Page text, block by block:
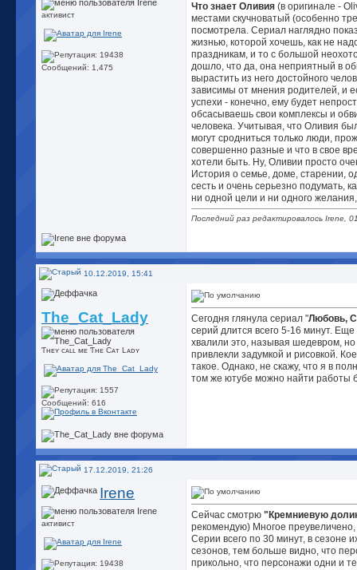
активист
Сообщений: 1,475
Что знает Оливия (в оригинале -
местами скучноватый (особенно
посмотрела. Сериал наглядно
жизнью, которой хочешь, как не
праздникам, и то с большой
дошло, что да, она неприятный в
вырастить из него достойного
зависимы от мнения родителей, и
успехи - конечно, ему будет
обсасываешь свои комплексы и
человека. Учитывая, что Оливия
могут сродниться только люди,
совершенно разные и что в свое
хотели быть. Ну, Оливии просто
История о семье, доме, старении,
сесть и очень серьезно подумать,
ни одной цели и ни одного
Последний раз редактировалось Irene,
10.12.2019, 15:41
The_Cat_Lady
Ƭʜᴇʏ cᴀʟʟ ᴍᴇ Ƭʜᴇ Cᴀᴛ Lᴀᴅʏ
Сообщений: 616
Сегодня глянула сериал "Любовь,
серий длится всего 5-16 минут.
хвалили это, называя шедевром,
привлекли задумкой и рисовкой.
такое. Однако, не скажу, что я в
том же ютубе можно найти работы
17.12.2019, 21:26
Irene
активист
Сейчас смотрю "Кремниевую
рекомендую) Многое
Серии всего по 30 минут, в сезоне
сезонов, тем больше видно, что
прикольно, что персонажи одни и